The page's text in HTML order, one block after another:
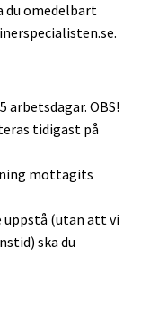
du omedelbart
.
arbetsdagar. OBS!
tidigast på
mottagits
uppstå (utan att vi
ska du